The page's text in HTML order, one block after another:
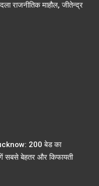
राजनीतिक माहौल, जीतेन्द्र
200 बेड का
बेहतर और किफायती